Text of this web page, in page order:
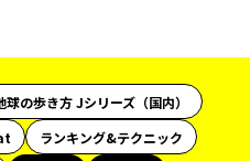
球の歩き方 Jシリーズ（国内）
ランキング&テクニック